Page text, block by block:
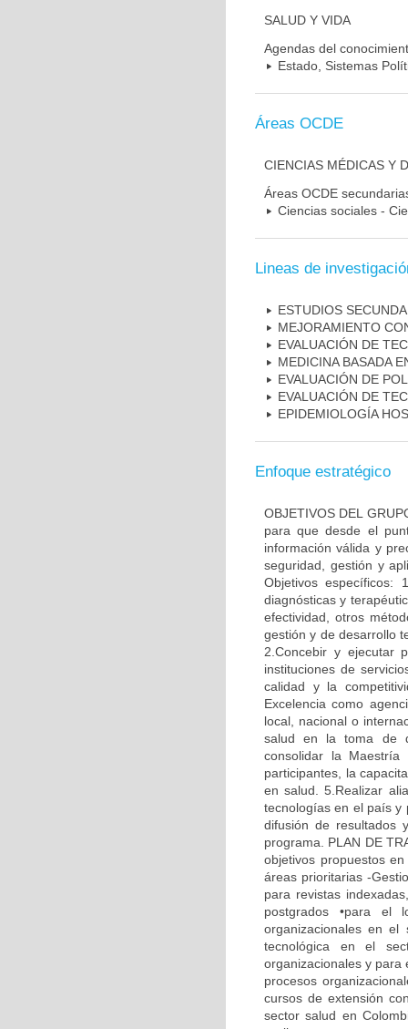
SALUD Y VIDA
Agendas del
Estado, Sistemas
Áreas OCDE
CIENCIAS MÉDICAS Y
Áreas OCDE
Ciencias sociales -
Lineas de
ESTUDIOS
MEJORAMIENTO
EVALUACIÓN DE
MEDICINA BASADA
EVALUACIÓN DE
EVALUACIÓN DE
EPIDEMIOLOGÍA
Enfoque estratégico
OBJETIVOS DEL
para que desde el
información válida y
seguridad, gestión y
Objetivos específicos:
diagnósticas y
efectividad, otros
gestión y de desarrollo
2.Concebir y ejecutar
instituciones de
calidad y la
Excelencia como
local, nacional o
salud en la toma de
consolidar la Maestría
participantes, la
en salud. 5.Realizar
tecnologías en el país y
difusión de resultados
programa. PLAN DE
objetivos propuestos
áreas prioritarias -
para revistas
postgrados •para el
organizacionales en
tecnológica en el
organizacionales y para
procesos
cursos de extensión
sector salud en